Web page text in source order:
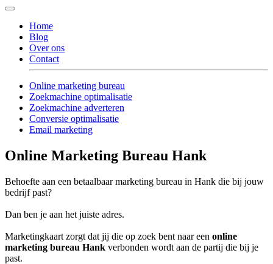
Home
Blog
Over ons
Contact
Online marketing bureau
Zoekmachine optimalisatie
Zoekmachine adverteren
Conversie optimalisatie
Email marketing
Online Marketing Bureau Hank
Behoefte aan een betaalbaar marketing bureau in Hank die bij jouw
bedrijf past?
Dan ben je aan het juiste adres.
Marketingkaart zorgt dat jij die op zoek bent naar een online
marketing bureau Hank verbonden wordt aan de partij die bij je
past.